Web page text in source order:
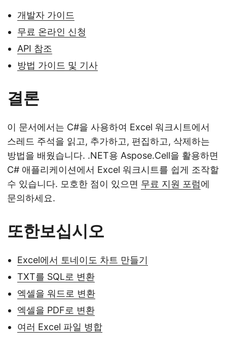
개발자 가이드
무료 온라인 신청
API 참조
방법 가이드 및 기사
결론
이 문서에서는 C#을 사용하여 Excel 워크시트에서
스레드 주석을 읽고, 추가하고, 편집하고, 삭제하는
방법을 배웠습니다. .NET용 Aspose.Cell을 활용하면
C# 애플리케이션에서 Excel 워크시트를 쉽게 조작할
수 있습니다. 모호한 점이 있으면 무료 지원 포럼에
문의하세요.
또한보십시오
Excel에서 토네이도 차트 만들기
TXT를 SQL로 변환
엑셀을 워드로 변환
엑셀을 PDF로 변환
여러 Excel 파일 병합